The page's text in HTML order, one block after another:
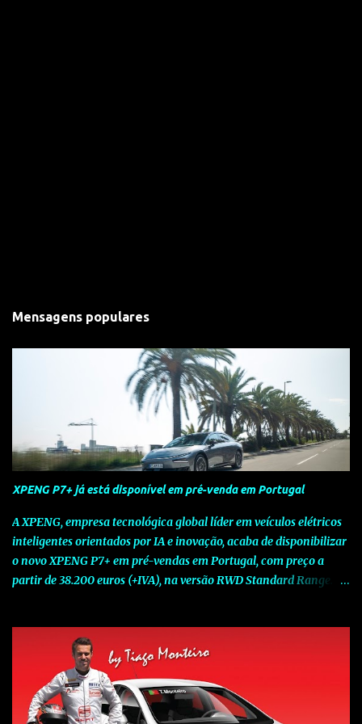
Mensagens populares
XPENG P7+ já está disponível em pré-venda em Portugal
A XPENG, empresa tecnológica global líder em veículos elétricos
inteligentes orientados por IA e inovação, acaba de disponibilizar
o novo XPENG P7+ em pré-vendas em Portugal, com preço a
partir de 38.200 euros (+IVA), na versão RWD Standard Range.
num momento decisivo, em que a indústria automóvel evolui da
mobilidade baseada na potência para a mobilidade baseada na
inteligência. Concebido como um fastback preparado para o
futuro e otimizado por Inteligência Artificial (IA), o novo XPENG
P7+ combina uma arquitetura inteligente avançada, um espaço